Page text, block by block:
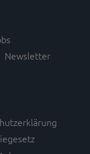
Newsletter